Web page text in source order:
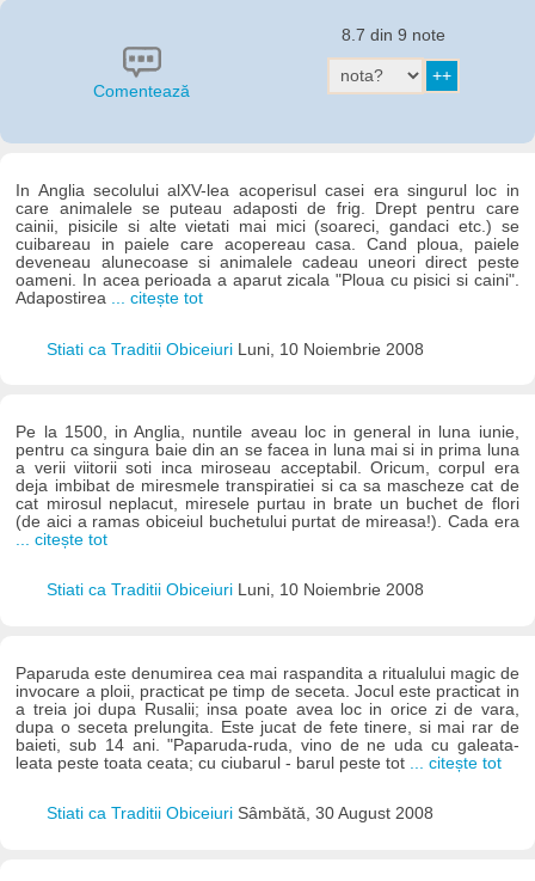
Comentează
8.7 din 9 note
In Anglia secolului alXV-lea acoperisul casei era singurul loc in
care animalele se puteau adaposti de frig. Drept pentru care
cainii, pisicile si alte vietati mai mici (soareci, gandaci etc.) se
cuibareau in paiele care acopereau casa. Cand ploua, paiele
deveneau alunecoase si animalele cadeau uneori direct peste
oameni. In acea perioada a aparut zicala "Ploua cu pisici si caini".
Adapostirea ... citește tot
Stiati ca Traditii Obiceiuri Luni, 10 Noiembrie 2008
Pe la 1500, in Anglia, nuntile aveau loc in general in luna iunie,
pentru ca singura baie din an se facea in luna mai si in prima luna
a verii viitorii soti inca miroseau acceptabil. Oricum, corpul era
deja imbibat de miresmele transpiratiei si ca sa mascheze cat de
cat mirosul neplacut, miresele purtau in brate un buchet de flori
(de aici a ramas obiceiul buchetului purtat de mireasa!). Cada era
... citește tot
Stiati ca Traditii Obiceiuri Luni, 10 Noiembrie 2008
Paparuda este denumirea cea mai raspandita a ritualului magic de
invocare a ploii, practicat pe timp de seceta. Jocul este practicat in
a treia joi dupa Rusalii; insa poate avea loc in orice zi de vara,
dupa o seceta prelungita. Este jucat de fete tinere, si mai rar de
baieti, sub 14 ani. "Paparuda-ruda, vino de ne uda cu galeata-
leata peste toata ceata; cu ciubarul - barul peste tot
... citește tot
Stiati ca Traditii Obiceiuri Sâmbătă, 30 August 2008